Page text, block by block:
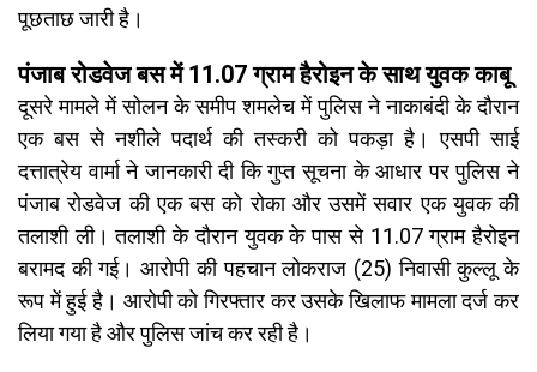
पूछताछ जारी है।
पंजाब रोडवेज बस में 11.07 ग्राम हैरोइन के साथ युवक काबू
दूसरे मामले में सोलन के समीप शमलेच में पुलिस ने नाकाबंदी के दौरान
एक बस से नशीले पदार्थ की तस्करी को पकड़ा है। एसपी साई
दत्तात्रेय वार्मा ने जानकारी दी कि गुप्त सूचना के आधार पर पुलिस ने
पंजाब रोडवेज की एक बस को रोका और उसमें सवार एक युवक की
तलाशी ली। तलाशी के दौरान युवक के पास से 11.07 ग्राम हैरोइन
बरामद की गई। आरोपी की पहचान लोकराज (25) निवासी कुल्लू के
रूप में हुई है। आरोपी को गिरफ्तार कर उसके खिलाफ मामला दर्ज कर
लिया गया है और पुलिस जांच कर रही है।